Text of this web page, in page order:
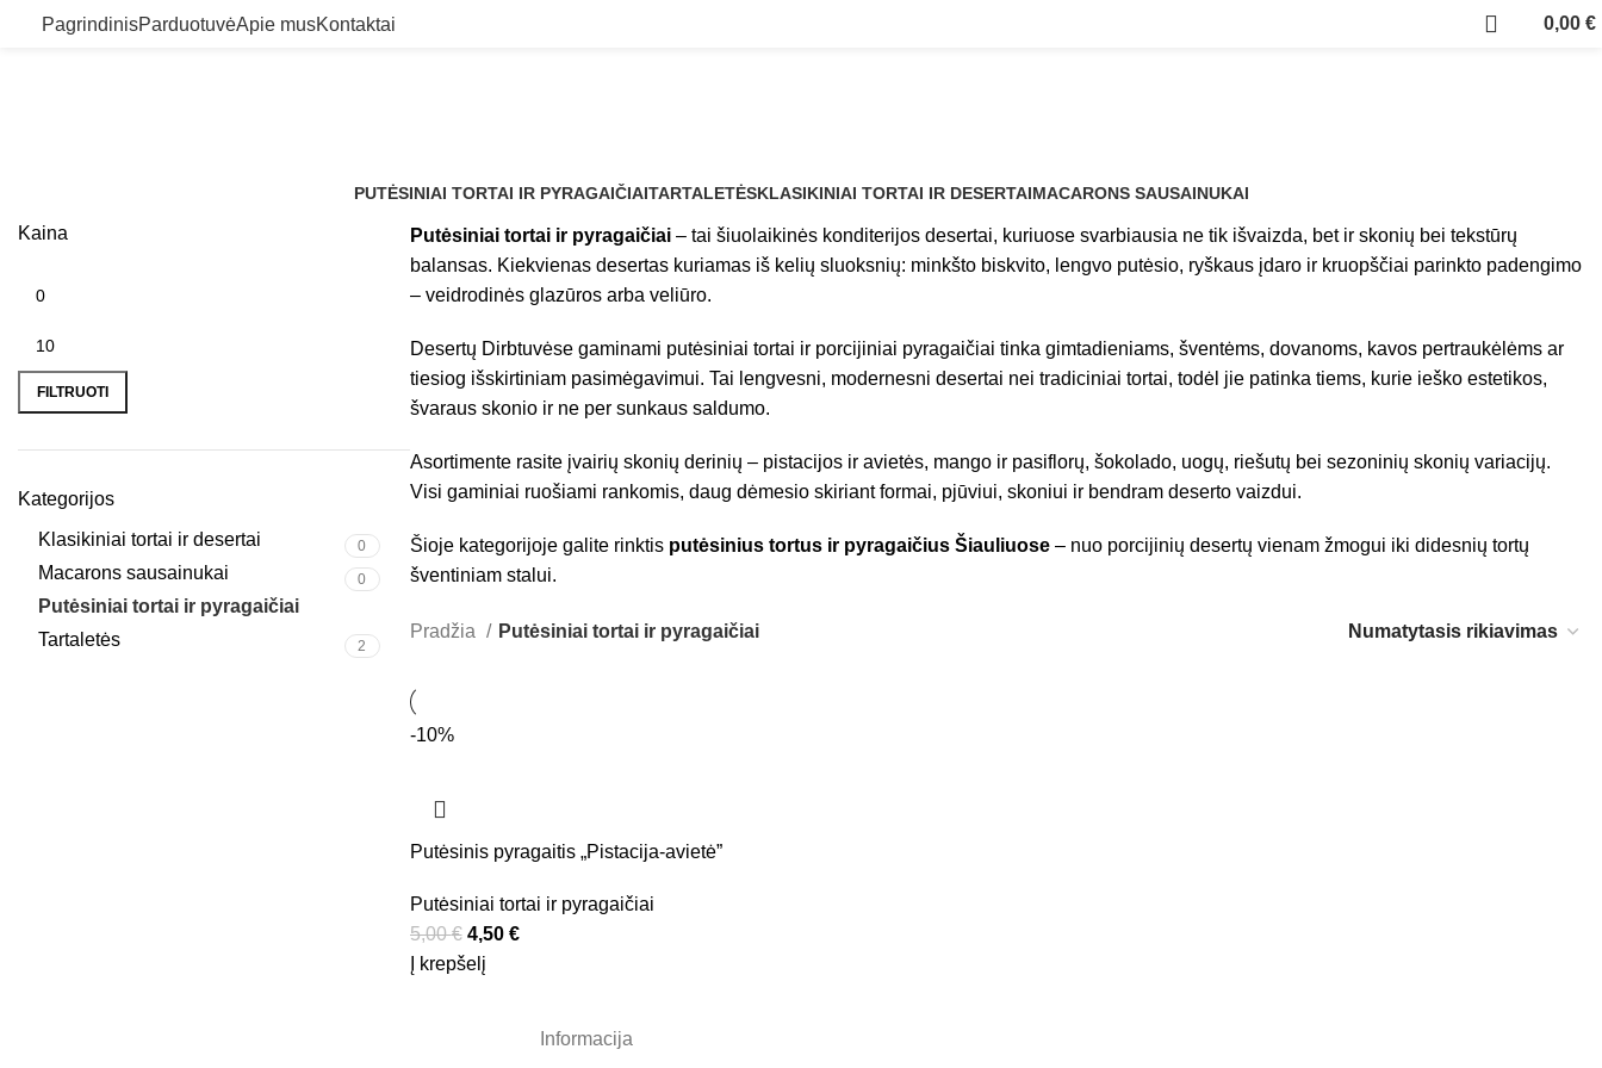
PagrindinisParduotuvėApie musKontaktai 0,00 €
PUTĖSINIAI TORTAI IR PYRAGAIČIAITARTALETĖSKLASIKINIAI TORTAI IR DESERTAIMACARONS SAUSAINUKAI
Kaina
Min kaina
Maks kaina
FILTRUOTI
Kategorijos
Klasikiniai tortai ir desertai
0
Macarons sausainukai 0
Putėsiniai tortai ir pyragaičiai
Tartaletės 2
Putėsiniai tortai ir pyragaičiai– tai šiuolaikinės konditerijos desertai, kuriuose svarbiausia ne tik išvaizda, bet ir skonių bei tekstūrų
balansas. Kiekvienas desertas kuriamas iš kelių sluoksnių: minkšto biskvito, lengvo putėsio, ryškaus įdaro ir kruopščiai parinkto padengimo
– veidrodinės glazūros arba veliūro.
Desertų Dirbtuvėse gaminami putėsiniai tortai ir porcijiniai pyragaičiai tinka gimtadieniams, šventėms, dovanoms, kavos pertraukėlėms ar
tiesiog išskirtiniam pasimėgavimui. Tai lengvesni, modernesni desertai nei tradiciniai tortai, todėl jie patinka tiems, kurie ieško estetikos,
švaraus skonio ir ne per sunkaus saldumo.
Asortimente rasite įvairių skonių derinių – pistacijos ir avietės, mango ir pasiflorų, šokolado, uogų, riešutų bei sezoninių skonių variacijų.
Visi gaminiai ruošiami rankomis, daug dėmesio skiriant formai, pjūviui, skoniui ir bendram deserto vaizdui.
Šioje kategorijoje galite rinktis putėsinius tortus ir pyragaičius Šiauliuose– nuo porcijinių desertų vienam žmogui iki didesnių tortų
šventiniam stalui.
Pradžia Putėsiniai tortai ir pyragaičiai
-10%
Putėsinis pyragaitis „Pistacija-avietė”
Putėsiniai tortai ir pyragaičiai
5,00€ Original price was: 5,00 €.
4,50 €Current price is: 4,50 €.
Į krepšelį
Informacija